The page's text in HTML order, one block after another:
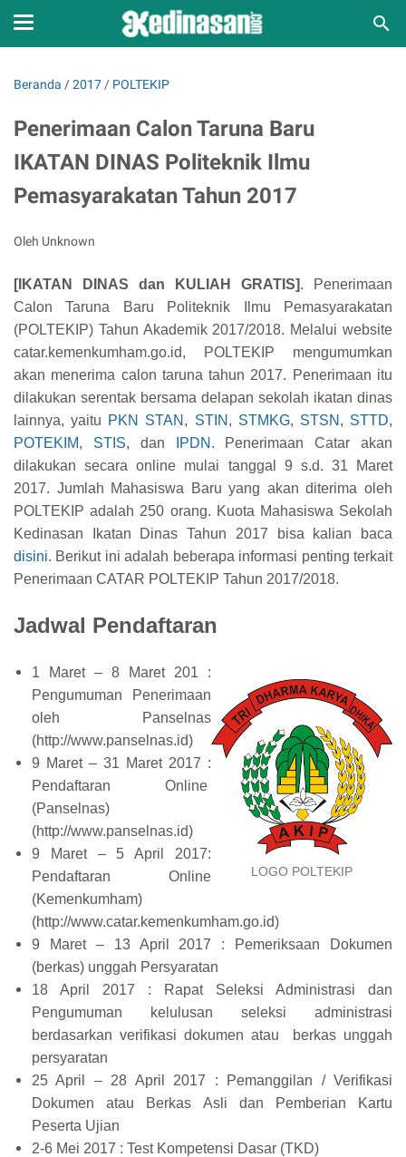
Beranda /2017 / POLTEKIP
Penerimaan Calon Taruna Baru
IKATAN DINAS Politeknik Ilmu
Pemasyarakatan Tahun 2017
Oleh Unknown
[IKATAN DINAS dan KULIAH GRATIS]. Penerimaan
Calon Taruna Baru Politeknik I
lmu Pemasyarakatan
(POLTEKIP) Tahun Akademik 2017/2018. Melalui website
catar.kemenkumham.go.id, POLTEK IP mengumumkan
akan menerima calon taruna tahun 2017. Penerimaan itu
dilakukan serentak bersama delapan sekolah ikatan dinas
lainnya, yaitu PKN STAN , STIN , STMKG, STSN , STTD,
POTEKI M, STIS, dan IPDN . Penerimaan Catar akan
dilakukan secara online mulai tanggal 9 s.d. 31 Maret
2017. Jumlah Mahasiswa Baru yang akan diterimaoleh
POLTEKI P adalah 250 orang. Kuota Mahasiswa Sekolah
Kedinasan Ikatan Dinas Tahun 2017 bisa kalian baca
disini. Berikut ini adalah beberapa informasi penting terkait
Penerimaan CATAR POLTEKIP Tahun 2017/2018.
Jadwal Pendaftaran
LOGO POLTEKIP
1 Maret – 8 Maret 201 :
Pengumuman Penerimaan
oleh Panselnas
(http://www.panselnas.id)
9 Maret – 31 Maret 2017 :
Pendaftaran Online
(Panselnas)
(http://www.panselnas.id)
9 Maret – 5 April 2017:
Pendaftaran Online
(Kemenkumham)
(http://www.catar.kemenkumham.go.id)
9 Maret – 13 April 2017 : Pemeriksaan Dokumen
(berkas) unggah Persyaratan
18 April 2017 : Rapat Seleksi Administrasi dan
Pengumuman kelulusan seleksi administrasi
berdasarkan verifikasi dokumen atau berkas unggah
persyaratan
25 April – 28 April 2017 : Pemanggilan / Verifikasi
Dokumen atau Berkas Asli dan Pemberian Kartu
Peserta Ujian
2-6 Mei 2017 : Test Kompetensi Dasar (TKD)